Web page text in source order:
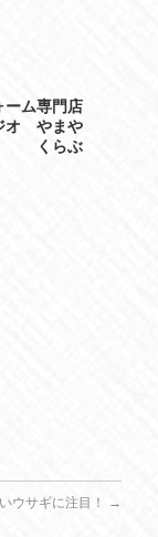
ーム専門店
オ やまや
くらぶ
ウサギに注目！ →